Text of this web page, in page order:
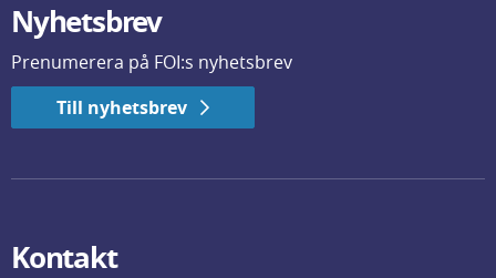
Nyhetsbrev
Prenumerera på FOI:s nyhetsbrev
Till nyhetsbrev
Kontakt